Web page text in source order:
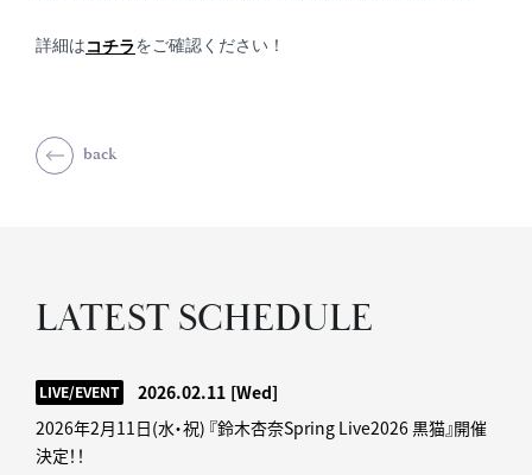
詳細はコチラをご確認ください！
back
LATEST SCHEDULE
LIVE/EVENT 2026.02.11 [Wed]
2026年2月11日(水・祝) 『鈴木杏奈Spring Live2026 黒猫』開催
決定！！